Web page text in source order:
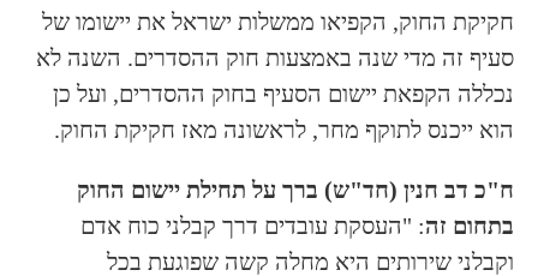
חקיקת החוק, הקפיאו ממשלות ישראל את יישומו של
סעיף זה מדי שנה באמצעות חוק ההסדרים. השנה לא
נכללה הקפאת יישום הסעיף בחוק ההסדרים, ועל כן
הוא ייכנס לתוקף מחר, לראשונה מאז חקיקת החוק.
ח"כ דב חנין (חד"ש) ברך על תחילת יישום החוק
בתחום זה: "העסקת עובדים דרך קבלני כוח אדם
וקבלני שירותים היא מחלה קשה שפוגעת בכל